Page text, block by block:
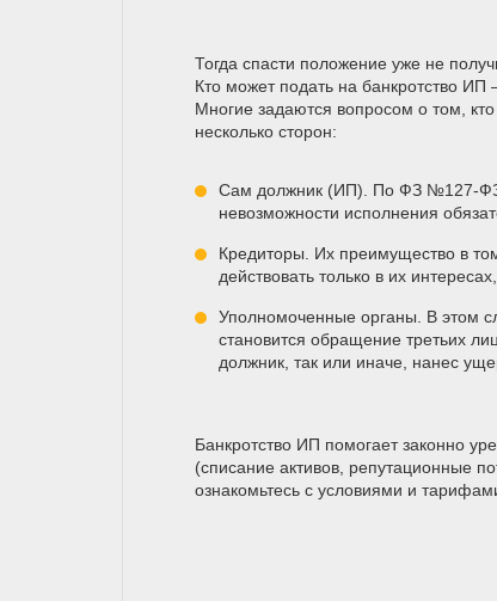
Тогда спасти положение уже не
Кто может подать на банкротство ИП
Многие задаются вопросом о том,
несколько сторон:
Сам должник (ИП). По ФЗ №127-ФЗ
невозможности исполнения
Кредиторы. Их преимущество в
действовать только в их
Уполномоченные органы. В этом
становится обращение третьих
должник, так или иначе, нанес
Банкротство ИП помогает законно
(списание активов, репутационные
ознакомьтесь с условиями и